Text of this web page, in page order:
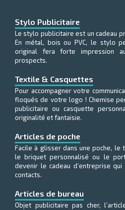
Stylo Publicitaire
Le stylo publicitaire est un cadeau
En métal, bois ou PVC, le stylo
original fera forte impression
prospects.
Textile & Casquettes
Pour accompagner votre
floqués de votre logo ! Chemise
publicitaire ou casquette
originalité et fantaisie.
Articles de poche
Facile à glisser dans une poche, le
le briquet personnalisé ou le
devenir le cadeau d’entreprise
contacts.
Articles de bureau
Objet publicitaire pas cher,